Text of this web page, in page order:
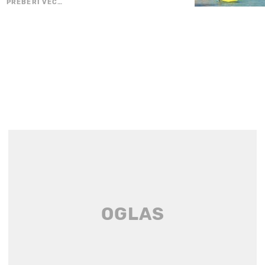
PREBERI VEČ…